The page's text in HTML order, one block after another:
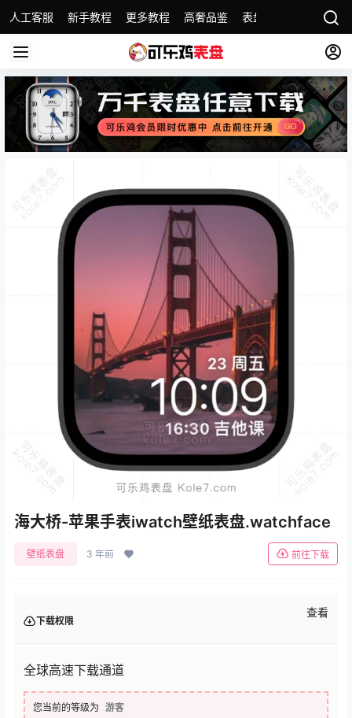
人工客服 新手教程 更多教程 高奢品鉴 表盘精选 名表故事
海大桥-苹果手表iwatch壁纸表盘.watchface
壁纸表盘 3 年前 前往下载
下载权限
查看
全球高速下载通道
您当前的等级为 游客